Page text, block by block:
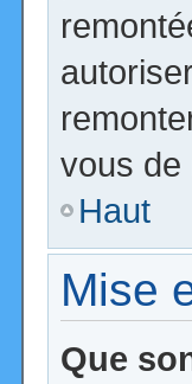
vous de
Haut
Mise
Que